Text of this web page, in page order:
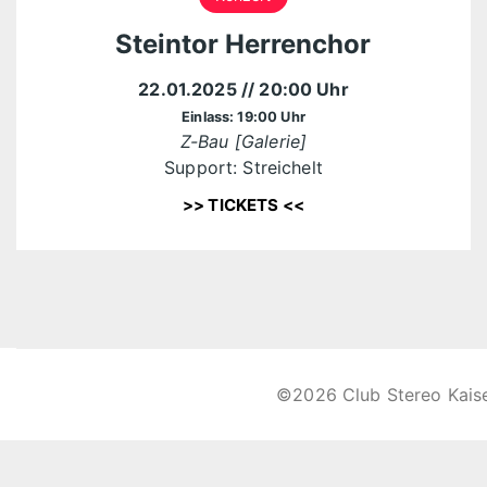
Steintor Herrenchor
22.01.2025 // 20:00 Uhr
Einlass: 19:00 Uhr
Z-Bau [Galerie]
Support: Streichelt
>> TICKETS <<
©2026 Club Stereo